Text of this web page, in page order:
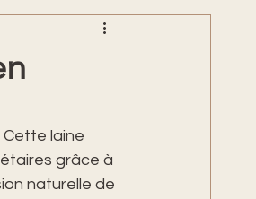
laine
grâce à
naturelle de